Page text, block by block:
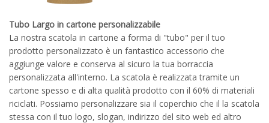
Tubo Largo in cartone personalizzabile
La nostra scatola in cartone a forma di "tubo" per il tuo
prodotto personalizzato è un fantastico accessorio che
aggiunge valore e conserva al sicuro la tua borraccia
personalizzata all'interno. La scatola è realizzata tramite un
cartone spesso e di alta qualità prodotto con il 60% di materiali
riciclati. Possiamo personalizzare sia il coperchio che il la scatola
stessa con il tuo logo, slogan, indirizzo del sito web ed altro